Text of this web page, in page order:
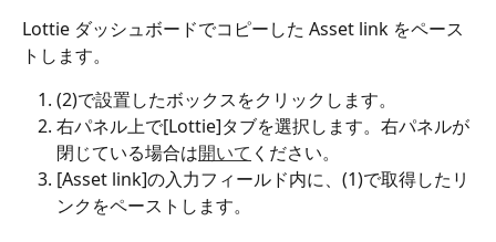
Lottie ダッシュボードでコピーした Asset link をペース
トします。
(2)で設置したボックスをクリックします。
右パネル上で[Lottie]タブを選択します。右パネルが
閉じている場合は開いて ください。
[Asset link]の入力フィールド内に、(1)で取得したリ
ンクをペーストします。